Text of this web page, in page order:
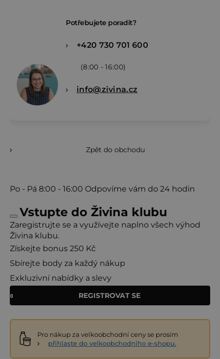
Potřebujete poradit?
+420 730 701 600
(8:00 - 16:00)
info@zivina.cz
Zpět do obchodu
Po - Pá 8:00 - 16:00 Odpovíme vám do 24 hodin
Vstupte do Živina klubu
Zaregistrujte se a využívejte naplno všech výhod
Živina klubu.
Získejte bonus 250 Kč
Sbírejte body za každý nákup
Exkluzivní nabídky a slevy
REGISTROVAT SE
Pro nákup za velkoobchodní ceny se prosím
přihlaste do velkoobchodního e-shopu.